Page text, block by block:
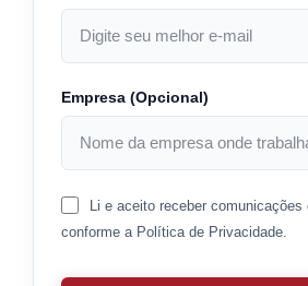
Empresa (Opcional)
Li e aceito receber
conforme a Política de Privacidade.